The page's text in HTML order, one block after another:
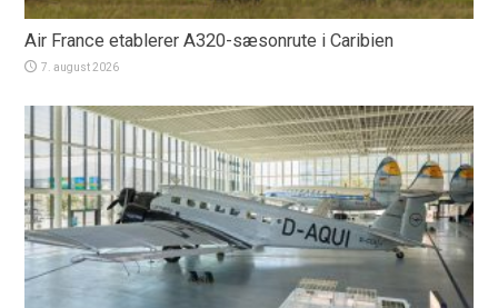
Air France etablerer A320-sæsonrute i Caribien
7. august 2026